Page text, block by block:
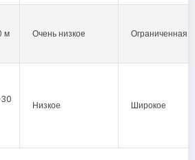
м Очень низкое Ограниченная
Низкое Широкое